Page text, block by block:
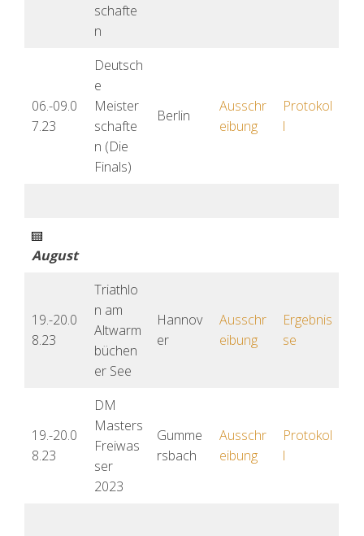
schafte
n
06.-09.0
7.23
Deutsch
e
Meister
schafte
n (Die
Finals)
Berlin
Ausschr
eibung
Protokol
l
August
19.-20.0
8.23
Triathlo
n am
Altwarm
büchen
er See
Hannov
er
Ausschr
eibung
Ergebnis
se
19.-20.0
8.23
DM
Masters
Freiwas
ser
2023
Gumme
rsbach
Ausschr
eibung
Protokol
l